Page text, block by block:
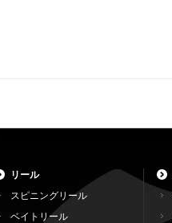
リール
スピニングリール
ベイトリール